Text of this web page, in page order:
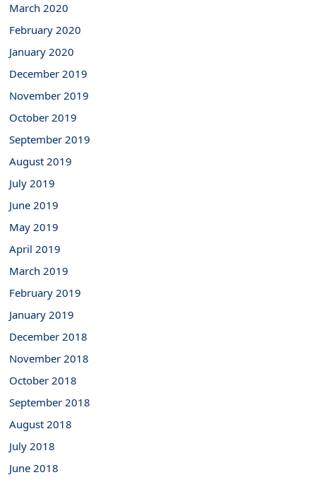
March 2020
February 2020
January 2020
December 2019
November 2019
October 2019
September 2019
August 2019
July 2019
June 2019
May 2019
April 2019
March 2019
February 2019
January 2019
December 2018
November 2018
October 2018
September 2018
August 2018
July 2018
June 2018